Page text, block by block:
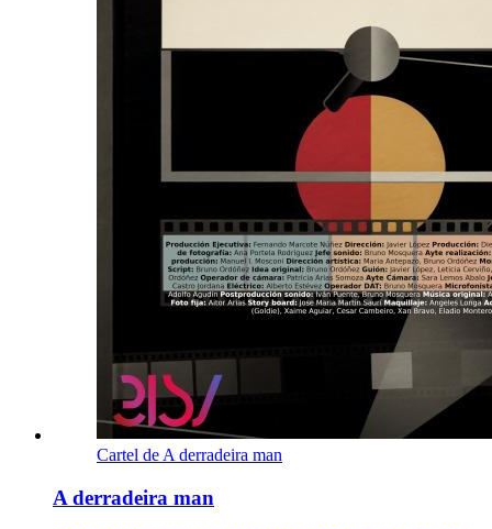
Cartel de A derradeira man
A derradeira man